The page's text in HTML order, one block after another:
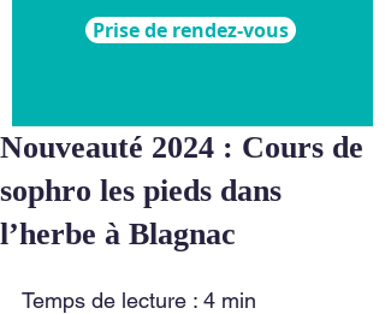
Prise de rendez-vous
Nouveauté 2024 : Cours de
sophro les pieds dans
l’herbe à Blagnac
Temps de lecture : 4 min